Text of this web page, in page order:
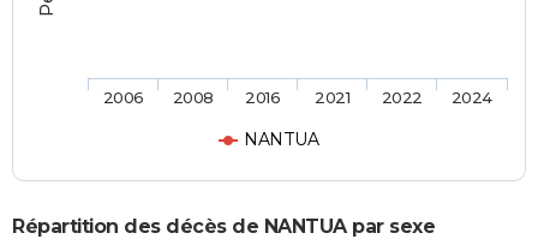
NANTUA
2006 2008 2016 2021 2022 2024
Répartition des décès de NANTUA par sexe